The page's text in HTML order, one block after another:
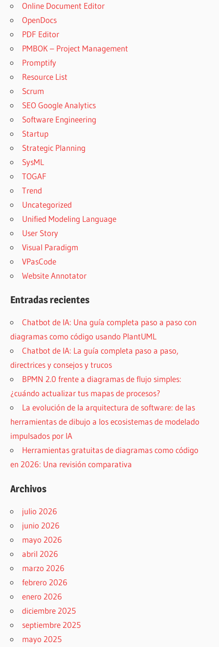
Online Document Editor
OpenDocs
PDF Editor
PMBOK – Project Management
Promptify
Resource List
Scrum
SEO Google Analytics
Software Engineering
Startup
Strategic Planning
SysML
TOGAF
Trend
Uncategorized
Unified Modeling Language
User Story
Visual Paradigm
VPasCode
Website Annotator
Entradas recientes
Chatbot de IA: Una guía completa paso a paso con
diagramas como código usando PlantUML
Chatbot de IA: La guía completa paso a paso,
directrices y consejos y trucos
BPMN 2.0 frente a diagramas de flujo simples:
¿cuándo actualizar tus mapas de procesos?
La evolución de la arquitectura de software: de las
herramientas de dibujo a los ecosistemas de modelado
impulsados por IA
Herramientas gratuitas de diagramas como código
en 2026: Una revisión comparativa
Archivos
julio 2026
junio 2026
mayo 2026
abril 2026
marzo 2026
febrero 2026
enero 2026
diciembre 2025
septiembre 2025
mayo 2025